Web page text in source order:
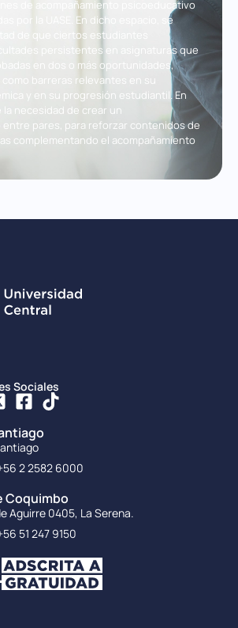
de acompañamiento psicoeducativo
por la UASE. En dicho espacio, se
de que ciertos estudiantes
persistentes en asignaturas que
en dos o más oportunidades,
como barreras relevantes en su
y en su progresión estudiantil. En
la necesidad de crear un
entre pares, para reforzar contenidos de
complementando el acompañamiento
Sociales
2 2582 6000
Coquimbo
Aguirre 0405, La Serena.
51 247 9150